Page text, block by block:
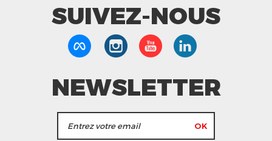
SUIVEZ-NOUS
NEWSLETTER